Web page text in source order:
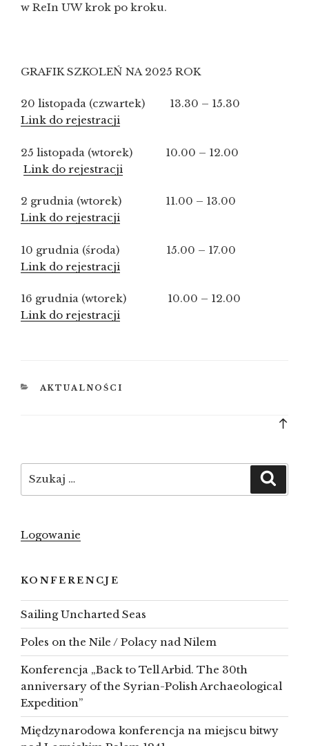
w ReIn UW krok po kroku.
GRAFIK SZKOLEŃ NA 2025 ROK
20 listopada (czwartek) 13.30 – 15.30
Link do rejestracji
25 listopada (wtorek) 10.00 – 12.00
Link do rejestracji
2 grudnia (wtorek) 11.00 – 13.00
Link do rejestracji
10 grudnia (środa) 15.00 – 17.00
Link do rejestracji
16 grudnia (wtorek) 10.00 – 12.00
Link do rejestracji
KATEGORIE
AKTUALNOŚCI
Logowanie
KONFERENCJE
Sailing Uncharted Seas
Poles on the Nile / Polacy nad Nilem
Konferencja „Back to Tell Arbid. The 30th
anniversary of the Syrian-Polish Archaeological
Expedition”
Międzynarodowa konferencja na miejscu bitwy